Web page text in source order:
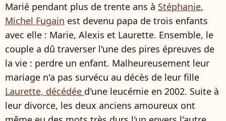
Marié pendant plus de trente ans à Stéphanie,
Michel Fugain est devenu papa de trois enfants
avec elle : Marie, Alexis et Laurette. Ensemble, le
couple a dû traverser l'une des pires épreuves de
la vie : perdre un enfant. Malheureusement leur
mariage n'a pas survécu au décès de leur fille
Laurette, décédée d'une leucémie en 2002. Suite à
leur divorce, les deux anciens amoureux ont